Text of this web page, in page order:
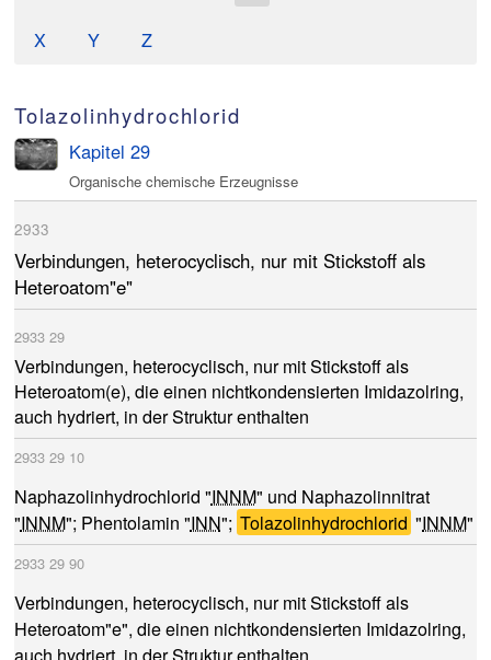
X
Y Z
Tolazolinhydrochlorid
Organische chemische Erzeugnisse
Kapitel 29
2933
Verbindungen, heterocyclisch, nur mit Stickstoff als
Heteroatom"e"
2933 29
Verbindungen, heterocyclisch, nur mit Stickstoff als
Heteroatom(e), die einen nichtkondensierten Imidazolring,
auch hydriert, in der Struktur enthalten
2933 29 10
Naphazolinhydrochlorid "INNM" und Naphazolinnitrat
"INNM"; Phentolamin "INN"; Tolazolinhydrochlorid "INNM"
2933 29 90
Verbindungen, heterocyclisch, nur mit Stickstoff als
Heteroatom"e", die einen nichtkondensierten Imidazolring,
auch hydriert, in der Struktur enthalten